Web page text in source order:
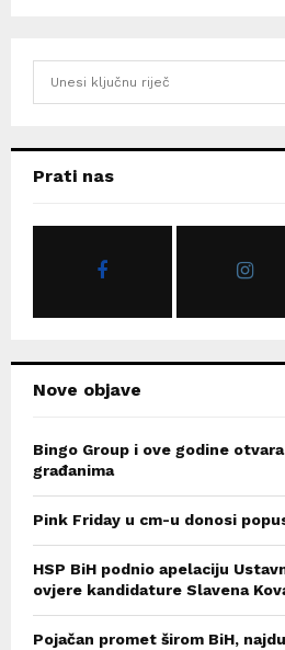
hPrati nas
Nove objave
Bingo Group i ove godine
građanima
Pink Friday u cm-u donosi
HSP BiH podnio apelaciju
ovjere kandidature Slavena
Pojačan promet širom BiH,